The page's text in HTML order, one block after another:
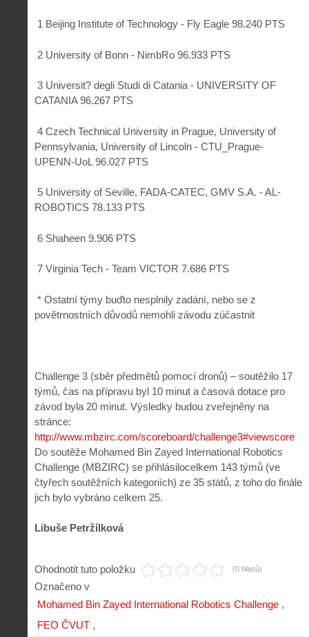
1 Beijing Institute of Technology - Fly Eagle 98.240 PTS
2 University of Bonn - NimbRo 96.933 PTS
3 Universit? degli Studi di Catania - UNIVERSITY OF
CATANIA 96.267 PTS
4 Czech Technical University in Prague, University of
Pennsylvania, University of Lincoln - CTU_Prague-
UPENN-UoL 96.027 PTS
5 University of Seville, FADA-CATEC, GMV S.A. - AL-
ROBOTICS 78.133 PTS
6 Shaheen 9.906 PTS
7 Virginia Tech - Team VICTOR 7.686 PTS
* Ostatní týmy buďto nesplnily zadání, nebo se z
povětrnostních důvodů nemohli závodu zúčastnit
Challenge 3 (sběr předmětů pomocí dronů) – soutěžilo 17
týmů, čas na přípravu byl 10 minut a časová dotace pro
závod byla 20 minut. Výsledky budou zveřejněny na
stránce:
http://www.mbzirc.com/scoreboard/challenge3#viewscore
Do soutěže Mohamed Bin Zayed International Robotics
Challenge (MBZIRC) se přihlásilocelkem 143 týmů (ve
čtyřech soutěžních kategoriích) ze 35 států, z toho do finále
jich bylo vybráno celkem 25.
Libuše Petržílková
Ohodnotit tuto položku (0 hlasů)
Označeno v
Mohamed Bin Zayed International Robotics Challenge
FEO ČVUT